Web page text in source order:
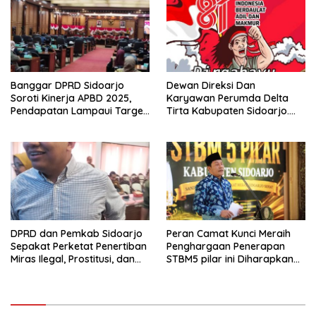
Banggar DPRD Sidoarjo
Soroti Kinerja APBD 2025,
Pendapatan Lampaui Target
Dewan Direksi Dan
Karyawan Perumda Delta
Tirta Kabupaten Sidoarjo.
Tahun. 17 Agustus 1945- 17
Agustus Tahun 2026
DPRD dan Pemkab Sidoarjo
Sepakat Perketat Penertiban
Miras Ilegal, Prostitusi, dan
Peran Camat Kunci Meraih
Penghargaan Penerapan
STBM5 pilar ini Diharapkan